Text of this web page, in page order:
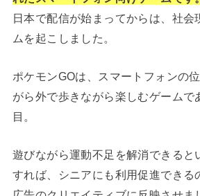
日本で配信が始まってからは、社会
ムを起こしました。
ポケモンGOは、スマートフォンの
がら外で歩きながら楽しむゲームで
目。
遊びながら運動不足を解消できると
すれば、シニアにも利用促進できる